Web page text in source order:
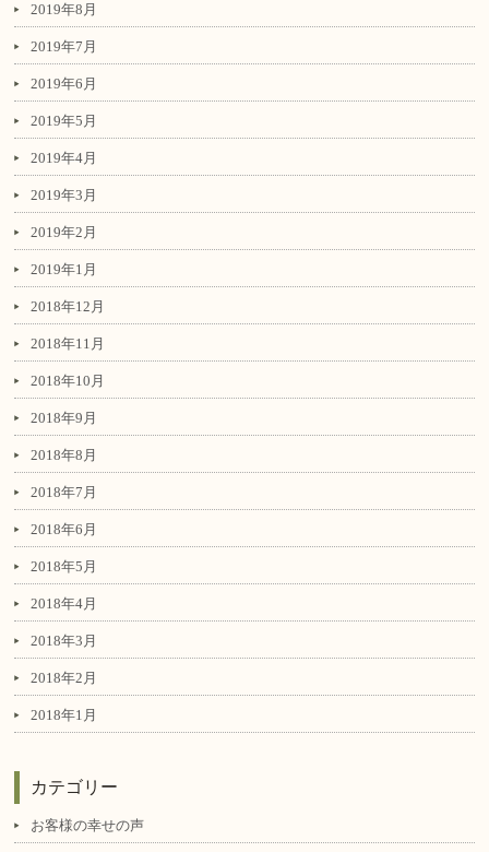
2019年8月
2019年7月
2019年6月
2019年5月
2019年4月
2019年3月
2019年2月
2019年1月
2018年12月
2018年11月
2018年10月
2018年9月
2018年8月
2018年7月
2018年6月
2018年5月
2018年4月
2018年3月
2018年2月
2018年1月
カテゴリー
お客様の幸せの声